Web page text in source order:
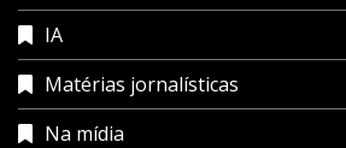
IA
Matérias jornalísticas
Na mídia